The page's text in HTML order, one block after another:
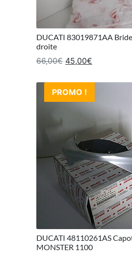
DUCATI 83019871AA
droite
66,00€ Le prix initial était
45,00€
PROMO !
DUCATI 48110261AS
MONSTER 1100